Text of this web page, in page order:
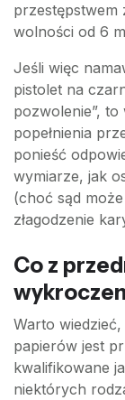
przestępstwem
wolności od 6
Jeśli więc
pistolet na
pozwolenie”,
popełnienia
ponieść
wymiarze, jak
(choć sąd
złagodzenie
Co z
Warto
papierów jest
kwalifikowane
niektórych